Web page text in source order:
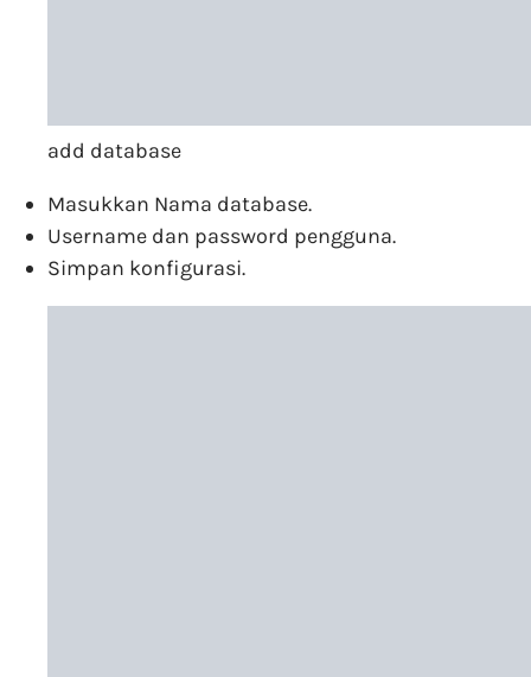
add database
Masukkan Nama database.
Username dan password pengguna.
Simpan konfigurasi.